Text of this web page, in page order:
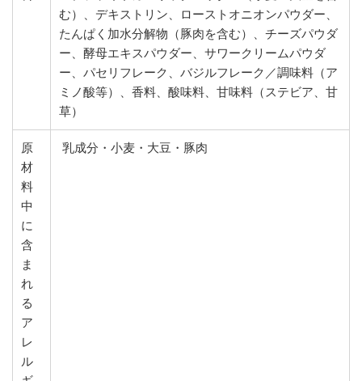
む）、デキストリン、ローストオニオンパウダー、
たんぱく加水分解物（豚肉を含む）、チーズパウダ
ー、酵母エキスパウダー、サワークリームパウダ
ー、パセリフレーク、バジルフレーク／調味料（ア
ミノ酸等）、香料、酸味料、甘味料（ステビア、甘
草）
原
材
料
中
に
含
ま
れ
る
ア
レ
ル
乳成分・小麦・大豆・豚肉